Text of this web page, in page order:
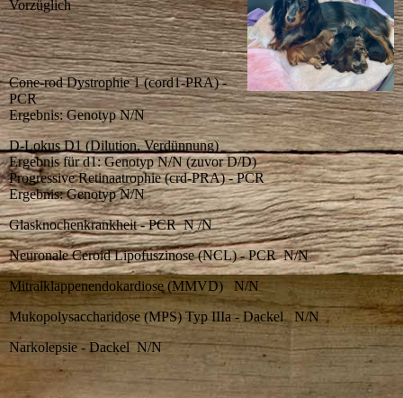
Vorzüglich
Cone-rod Dystrophie 1 (cord1-PRA) -
PCR
Ergebnis: Genotyp N/N
D-Lokus D1 (Dilution, Verdünnung)
Ergebnis für d1: Genotyp N/N (zuvor D/D)
Progressive Retinaatrophie (crd-PRA) - PCR
Ergebnis: Genotyp N/N
Glasknochenkrankheit - PCR N /N
Neuronale Ceroid Lipofuszinose (NCL) - PCR N/N
Mitralklappenendokardiose (MMVD) N/N
Mukopolysaccharidose (MPS) Typ IIIa - Dackel N/N
Narkolepsie - Dackel N/N